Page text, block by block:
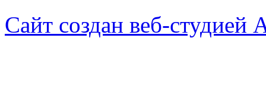
Сайт создан веб-студией